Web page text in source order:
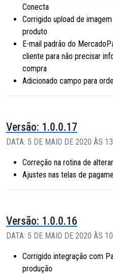
Conecta
Corrigido upload de
produto
E-mail padrão do
cliente para não precisar
compra
Adicionado campo para
Versão: 1.0.0.17
DATA: 5 DE MAIO DE 2020 ÀS
Correção na rotina de
Ajustes nas telas de
Versão: 1.0.0.16
DATA: 5 DE MAIO DE 2020 ÀS
Corrigido integração com
produção